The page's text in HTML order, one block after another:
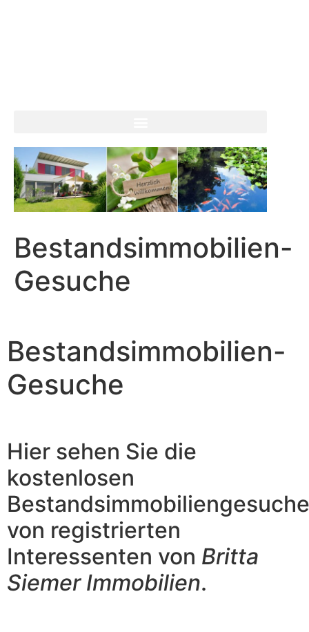
Bestandsimmobilien-
Gesuche
Bestandsimmobilien-
Gesuche
Hier sehen Sie die
kostenlosen
Bestandsimmobiliengesuche
von registrierten
Interessenten von Britta
Siemer Immobilien.